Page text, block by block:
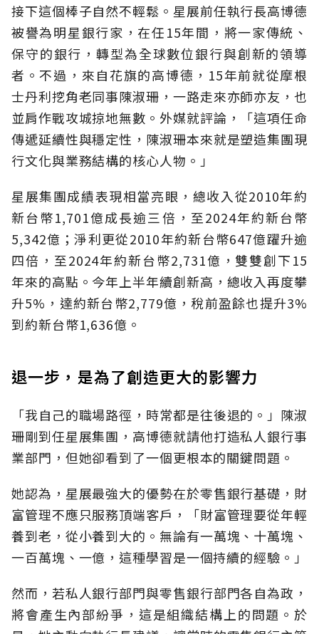
接下這個棒子自然不輕鬆。星展前任執行長高博德
被譽為明星銀行家，在任15年間，將一家傳統、
保守的銀行，轉型為全球數位銀行與創新的領導
者。不過，來自花旗的高博德，15年前就從摩根
士丹利挖角老同事陳淑珊，一路走來亦師亦友，也
並肩作戰攻城掠地無數。外媒就評論，「這項任命
傳遞延續性與穩定性，陳淑珊本來就是塑造集團現
行文化與業務結構的核心人物。」
星展集團成績表現相當亮眼，總收入從2010年約
新台幣1,701億成長逾三倍，至2024年約新台幣
5,342億；淨利更從2010年約新台幣647億躍升逾
四倍，至2024年約新台幣2,731億，雙雙創下15
年來的高點。今年上半年續創新高，總收入再度攀
升5%，達約新台幣2,779億，稅前盈餘也提升3%
到約新台幣1,636億。
退一步，是為了創造更大的影響力
「我自己的職場路徑，時常都是往後退的。」陳淑
珊剛到任星展集團，高博德就請他打造私人銀行事
業部門，但她卻看到了一個更根本的關鍵問題。
她認為，星展最強大的優勢在於零售銀行基礎，財
富管理不應只服務頂端客戶，「財富管理要從年輕
養到老，從小養到大的。無論有一萬塊、十萬塊、
一百萬塊、一億，這種學習是一個持續的經驗。」
然而，若私人銀行部門與零售銀行部門各自為政，
將會產生內部紛爭，這是組織結構上的問題。於